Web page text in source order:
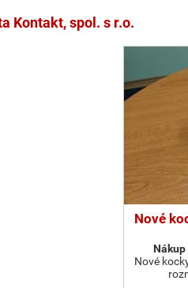
Kontakt, spol. s r.o.
Nové
Nákup
Nové